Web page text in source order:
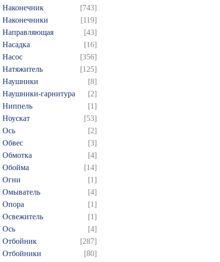
Наконечник
[743]
Наконечники
[119]
Направляющая
[43]
Насадка
[16]
Насос
[356]
Натяжитель
[125]
Наушники
[8]
Наушники-гарнитура
[2]
Ниппель
[1]
Ноускат
[53]
Оcь
[2]
Обвес
[3]
Обмотка
[4]
Обойма
[14]
Огни
[1]
Омыватель
[4]
Опора
[1]
Освежитель
[1]
Ось
[4]
Отбойник
[287]
Отбойники
[80]